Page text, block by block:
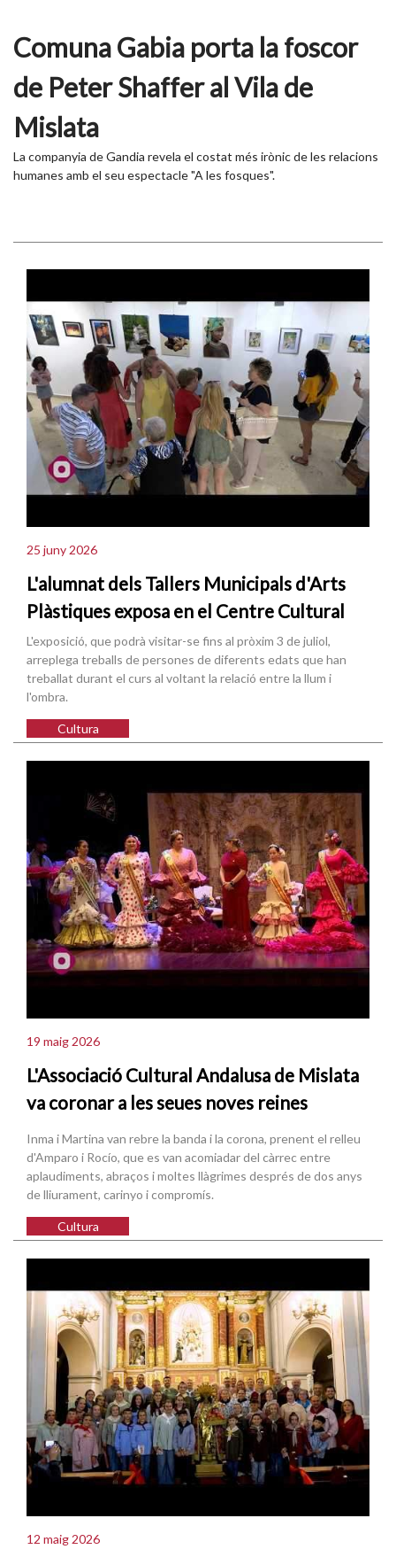
Comuna Gabia porta la foscor
de Peter Shaffer al Vila de
Mislata
La companyia de Gandia revela el costat més irònic de les relacions
humanes amb el seu espectacle "A les fosques".
25 juny 2026
L'alumnat dels Tallers Municipals d'Arts
Plàstiques exposa en el Centre Cultural
L'exposició, que podrà visitar-se fins al pròxim 3 de juliol,
arreplega treballs de persones de diferents edats que han
treballat durant el curs al voltant la relació entre la llum i
l'ombra.
Cultura
19 maig 2026
L'Associació Cultural Andalusa de Mislata
va coronar a les seues noves reines
Inma i Martina van rebre la banda i la corona, prenent el relleu
d'Amparo i Rocío, que es van acomiadar del càrrec entre
aplaudiments, abraços i moltes llàgrimes després de dos anys
de lliurament, carinyo i compromís.
Cultura
12 maig 2026